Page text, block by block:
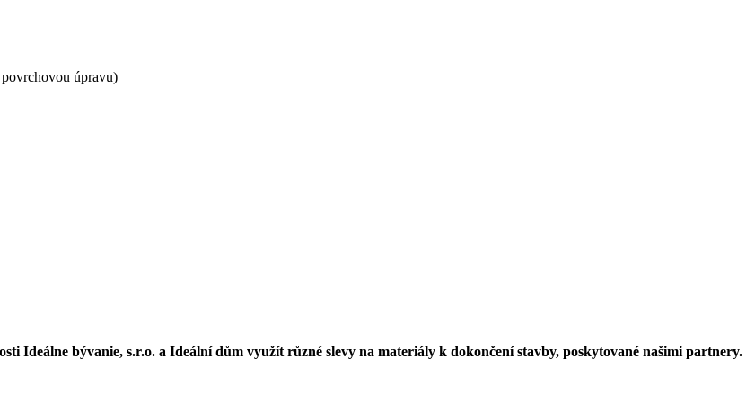
úpravu)
Ideálne bývanie, s.r.o. a Ideální dům využít různé slevy na materiály k dokončení stavby, poskytované našimi partnery.